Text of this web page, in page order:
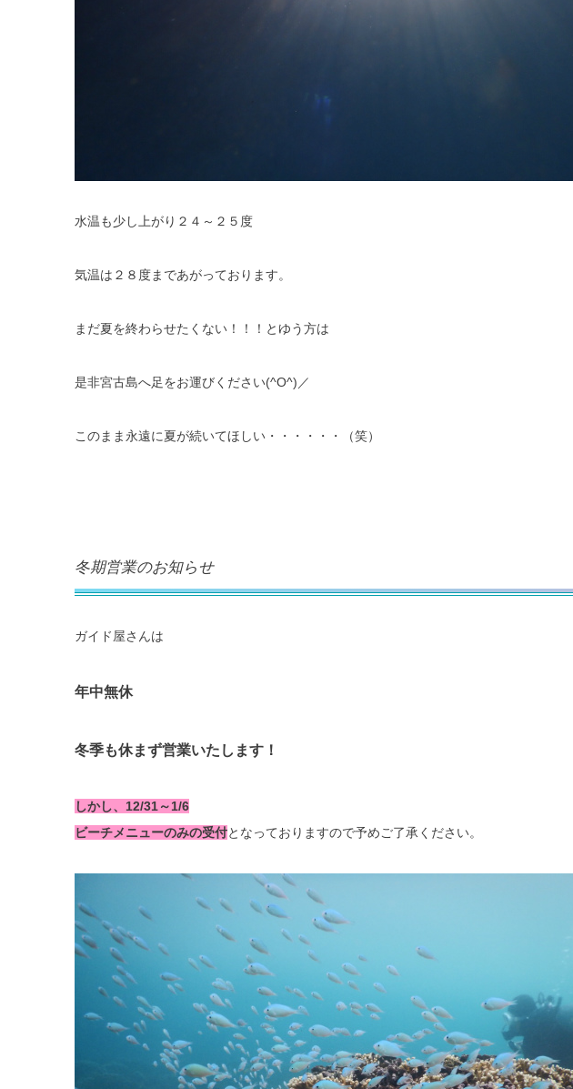
水温も少し上がり２４～２５度
気温は２８度まであがっております。
まだ夏を終わらせたくない！！！とゆう方は
是非宮古島へ足をお運びください(^O^)／
このまま永遠に夏が続いてほしい・・・・・・（笑）
冬期営業のお知らせ
ガイド屋さんは
年中無休
冬季も休まず営業いたします！
しかし、12/31～1/6
ビーチメニューのみの受付となっておりますので予めご了承ください。